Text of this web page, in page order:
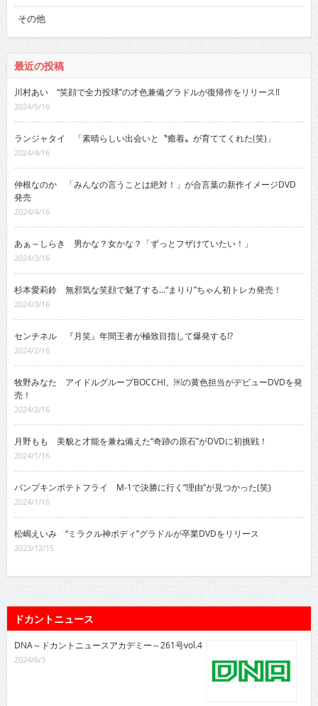
その他
最近の投稿
川村あい “笑顔で全力投球”の才色兼備グラドルが復帰作をリリース!!
2024/5/16
ランジャタイ 「素晴らしい出会いと〝癒着〟が育ててくれた(笑)」
2024/4/16
仲根なのか 「みんなの言うことは絶対！」が合言葉の新作イメージDVD
発売
2024/4/16
あぁ～しらき 男かな？女かな？「ずっとフザけていたい！」
2024/3/16
杉本愛莉鈴 無邪気な笑顔で魅了する…“まりり”ちゃん初トレカ発売！
2024/3/16
センチネル 『月笑』年間王者が極致目指して爆発する!?
2024/2/16
牧野みなた アイドルグループBOCCHI。￼の黄色担当がデビューDVDを発
売！
2024/2/16
月野もも 美貌と才能を兼ね備えた“奇跡の原石”がDVDに初挑戦！
2024/1/16
パンプキンポテトフライ M-1で決勝に行く“理由”が見つかった(笑)
2024/1/16
松嶋えいみ “ミラクル神ボディ”グラドルが卒業DVDをリリース
2023/12/15
ドカントニュース
DNA～ドカントニュースアカデミー～261号vol.4
2024/6/3